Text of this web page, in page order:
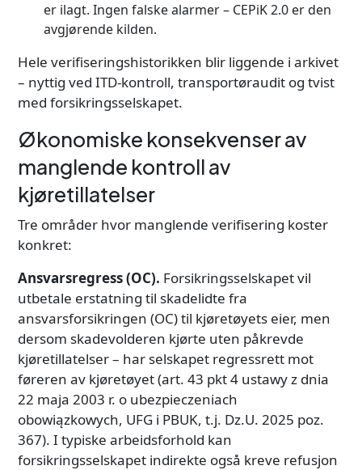
er ilagt. Ingen falske alarmer – CEPiK 2.0 er den
avgjørende kilden.
Hele verifiseringshistorikken blir liggende i arkivet
– nyttig ved ITD-kontroll, transportøraudit og tvist
med forsikringsselskapet.
Økonomiske konsekvenser av
manglende kontroll av
kjøretillatelser
Tre områder hvor manglende verifisering koster
konkret:
Ansvarsregress (OC). Forsikringsselskapet vil
utbetale erstatning til skadelidte fra
ansvarsforsikringen (OC) til kjøretøyets eier, men
dersom skadevolderen kjørte uten påkrevde
kjøretillatelser – har selskapet regressrett mot
føreren av kjøretøyet (art. 43 pkt 4 ustawy z dnia
22 maja 2003 r. o ubezpieczeniach
obowiązkowych, UFG i PBUK, t.j. Dz.U. 2025 poz.
367). I typiske arbeidsforhold kan
forsikringsselskapet indirekte også kreve refusjon